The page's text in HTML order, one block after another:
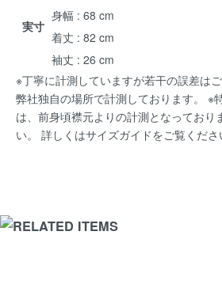
実寸
身幅 : 68 cm
着丈 : 82 cm
袖丈 : 26 cm
※丁寧に計測していますが若干の誤差は
弊社独自の場所で計測しております。 ※
は、前身頃襟元よりの計測となっており
い。 詳しくはサイズガイドをご覧くださ